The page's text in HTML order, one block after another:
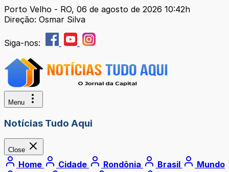
Porto Velho - RO, 06 de agosto de 2026 10:42h
Direção: Osmar Silva
Siga-nos:
Menu
Notícias Tudo Aqui
Close
Home Cidade Rondônia Brasil
Mundo